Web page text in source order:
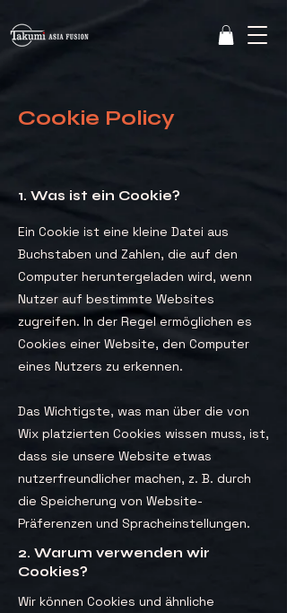
Cookie Policy
1. Was ist ein Cookie?
Ein Cookie ist eine kleine Datei aus
Buchstaben und Zahlen, die auf den
Computer heruntergeladen wird, wenn
Nutzer auf bestimmte Websites
zugreifen. In der Regel ermöglichen es
Cookies einer Website, den Computer
eines Nutzers zu erkennen.
Das Wichtigste, was man über die von
Wix platzierten Cookies wissen muss, ist,
dass sie unsere Website etwas
nutzerfreundlicher machen, z. B. durch
die Speicherung von Website-
Präferenzen und Spracheinstellungen.
2. Warum verwenden wir
Cookies?
Wir können Cookies und ähnliche